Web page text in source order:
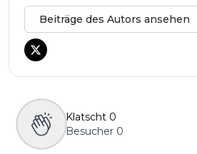
Beiträge des Autors ansehen
Klatscht 0
Besucher 0